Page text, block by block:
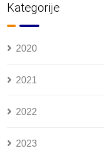
Kategorije
2020
2021
2022
2023